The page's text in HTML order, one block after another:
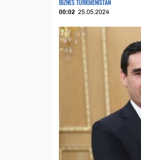
BIZNES TÜRKMENISTAN
00:02 25.05.2024